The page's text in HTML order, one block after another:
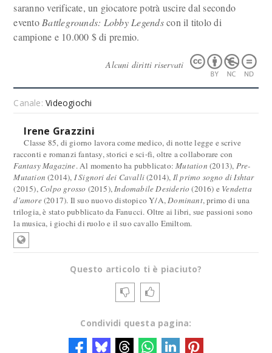
saranno verificate, un giocatore potrà uscire dal secondo
evento Battlegrounds: Lobby Legendscon il titolo di
campione e 10.000 $ di premio.
Alcuni diritti riservati
Canale:Videogiochi
Irene Grazzini
Classe 85, di giorno lavora come medico, di notte legge e scrive
racconti e romanzi fantasy, storici e sci-fi, oltre a collaborare con
Fantasy Magazine. Al momento ha pubblicato:Mutation (2013), Pre-
Mutation (2014), I Signori dei Cavalli(2014), Il primo sogno di Ishtar
(2015), Colpo grosso (2015),Indomabile Desiderio (2016) e Vendetta
d'amore(2017). Il suo nuovo distopico Y/A,Dominant, primo di una
trilogia, è stato pubblicato da Fanucci. Oltre ai libri, sue passioni sono
la musica, i giochi di ruolo e il suo cavallo Emiltom.
Questo articolo ti è piaciuto?
Condividi questa pagina: